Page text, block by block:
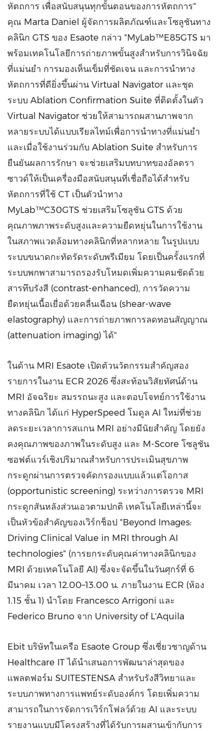
หัตถการ เพื่อสนับสนุนทุกขั้นตอนของการหัตถการ"
คุณ Marta Daniel ผู้จัดการผลิตภัณฑ์และโซลูชันทาง
คลินิก GTS ของ Esaote กล่าว "MyLab™E85GTS มา
พร้อมเทคโนโลยีการถ่ายภาพขั้นสูงสำหรับการวินิจฉัย
ที่แม่นยำ การมองเห็นเข็มที่ชัดเจน และการนำทาง
หัตถการที่ดียิ่งขึ้นผ่าน Virtual Navigator และชุด
ระบบ Ablation Confirmation Suite ที่ติดตั้งในตัว
Virtual Navigator ช่วยให้สามารถผสานภาพจาก
หลายระบบได้แบบเรียลไทม์เพื่อการนำทางที่แม่นยำ
และเมื่อใช้งานร่วมกับ Ablation Suite สำหรับการ
ยืนยันผลการรักษา จะช่วยเสริมบทบาทของอัลตรา
ซาวด์ให้เป็นเครื่องมือสนับสนุนที่เชื่อถือได้สำหรับ
หัตถการที่ใช้ CT เป็นตัวนำทาง
MyLab™C30GTS ช่วยเสริมโซลูชัน GTS ด้วย
คุณภาพภาพระดับสูงและความยืดหยุ่นในการใช้งาน
ในสภาพแวดล้อมทางคลินิกที่หลากหลาย ในรูปแบบ
ระบบขนาดกะทัดรัดระดับพรีเมียม โดยเป็นครั้งแรกที่
ระบบพกพาสามารถรองรับโหมดเพิ่มความคมชัดด้วย
สารทึบรังสี (contrast-enhanced), การวัดความ
ยืดหยุ่นเนื้อเยื่อด้วยคลื่นเฉือน (shear-wave
elastography) และการถ่ายภาพการลดทอนสัญญาณ
(attenuation imaging) ได้"
ในด้าน MRI Esaote เปิดตัวนวัตกรรมสำคัญสอง
รายการในงาน ECR 2026 ซึ่งสะท้อนวิสัยทัศน์ด้าน
MRI อัจฉริยะ สมรรถนะสูง และตอบโจทย์การใช้งาน
ทางคลินิก ได้แก่ HyperSpeed โมดูล AI ใหม่ที่ช่วย
ลดระยะเวลาการสแกน MRI อย่างมีนัยสำคัญ โดยยัง
คงคุณภาพของภาพในระดับสูง และ M-Score โซลูชัน
ซอฟต์แวร์เชิงปริมาณสำหรับการประเมินสุขภาพ
กระดูกผ่านการตรวจคัดกรองแบบแล้วแต่โอกาส
(opportunistic screening) ระหว่างการตรวจ MRI
กระดูกสันหลังส่วนเอวตามปกติ เทคโนโลยีเหล่านี้จะ
เป็นหัวข้อสำคัญของเวิร์กช็อป "Beyond Images:
Driving Clinical Value in MRI through AI
technologies" (การยกระดับคุณค่าทางคลินิกของ
MRI ด้วยเทคโนโลยี AI) ซึ่งจะจัดขึ้นในวันศุกร์ที่ 6
มีนาคม เวลา 12.00–13.00 น. ภายในงาน ECR (ห้อง
1.15 ชั้น 1) นำโดย Francesco Arrigoni และ
Federico Bruno จาก University of L'Aquila
Ebit บริษัทในเครือ Esaote Group ซึ่งเชี่ยวชาญด้าน
Healthcare IT ได้นำเสนอการพัฒนาล่าสุดของ
แพลตฟอร์ม SUITESTENSA สำหรับรังสีวิทยาและ
ระบบภาพทางการแพทย์ระดับองค์กร โดยเพิ่มความ
สามารถในการจัดการเวิร์กโฟลว์ด้วย AI และระบบ
รายงานแบบมีโครงสร้างที่ได้รับการผสานเข้ากับการ